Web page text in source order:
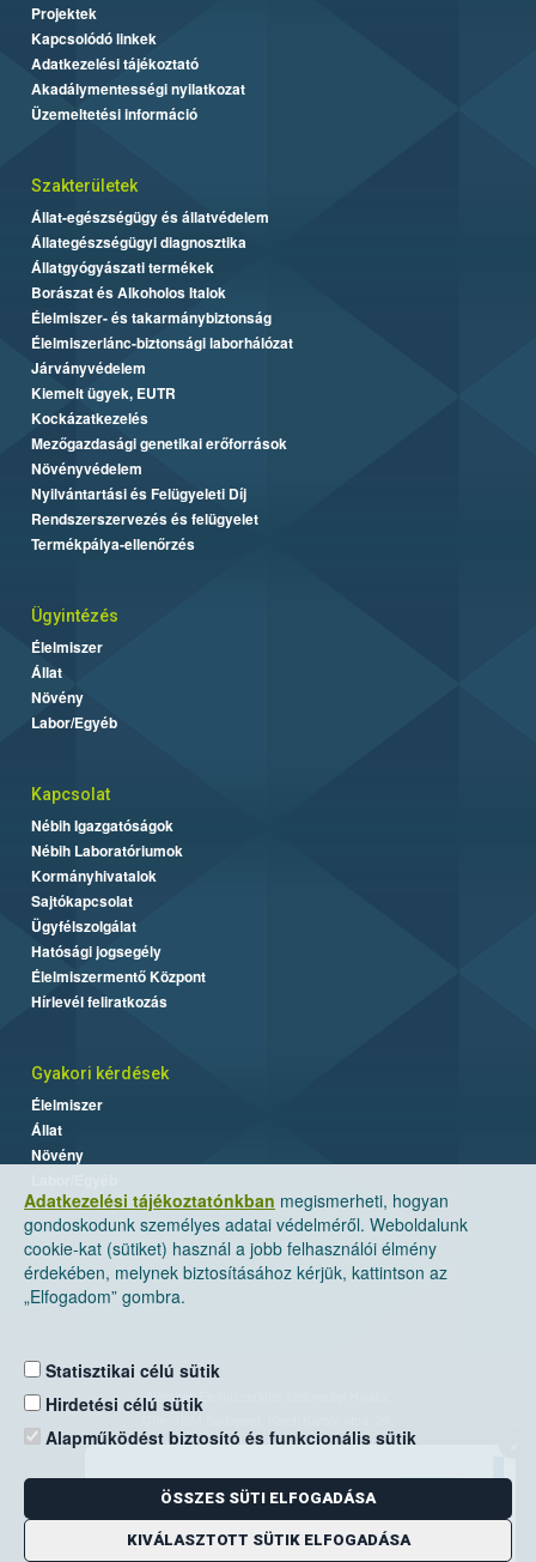
Adatkezelési tájékoztatónkban megismerheti, hogyan
gondoskodunk személyes adatai védelméről. Weboldalunk
cookie-kat (sütiket) használ a jobb felhasználói élmény
érdekében, melynek biztosításához kérjük, kattintson az
„Elfogadom” gombra.
Statisztikai célú sütik
Hirdetési célú sütik
Alapműködést biztosító és funkcionális sütik
ÖSSZES SÜTI ELFOGADÁSA
KIVÁLASZTOTT SÜTIK ELFOGADÁSA
Projektek
Kapcsolódó linkek
Adatkezelési tájékoztató
Akadálymentességi nyilatkozat
Üzemeltetési információ
Szakterületek
Állat-egészségügy és állatvédelem
Állategészségügyi diagnosztika
Állatgyógyászati termékek
Borászat és Alkoholos Italok
Élelmiszer- és takarmánybiztonság
Élelmiszerlánc-biztonsági laborhálózat
Járványvédelem
Kiemelt ügyek, EUTR
Kockázatkezelés
Mezőgazdasági genetikai erőforrások
Növényvédelem
Nyilvántartási és Felügyeleti Díj
Rendszerszervezés és felügyelet
Termékpálya-ellenőrzés
Ügyintézés
Élelmiszer
Állat
Növény
Labor/Egyéb
Kapcsolat
Nébih Igazgatóságok
Nébih Laboratóriumok
Kormányhivatalok
Sajtókapcsolat
Ügyfélszolgálat
Hatósági jogsegély
Élelmiszermentő Központ
Hírlevél feliratkozás
Gyakori kérdések
Élelmiszer
Állat
Növény
Nemzeti Élelmiszerlánc-biztonsági Hivatal
Levelezési cím: 1525 Budapest. Pf. 30.
E-mail:ugyfelszolgalat@nebih.gov.hu
Zöld szám: 06-80/263-244
Telefon: 06-1/ 336-9000